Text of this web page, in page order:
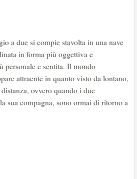
a due si compie stavolta in una nave
in forma più oggettiva e
personale e sentita. Il mondo
attraente in quanto visto da lontano,
ovvero quando i due
sua compagna, sono ormai di ritorno a